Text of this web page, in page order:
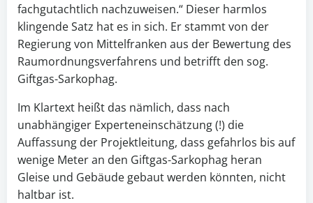
fachgutachtlich nachzuweisen.“ Dieser harmlos
klingende Satz hat es in sich. Er stammt von der
Regierung von Mittelfranken aus der Bewertung des
Raumordnungsverfahrens und betrifft den sog.
Giftgas-Sarkophag.
Im Klartext heißt das nämlich, dass nach
unabhängiger Experteneinschätzung (!) die
Auffassung der Projektleitung, dass gefahrlos bis auf
wenige Meter an den Giftgas-Sarkophag heran
Gleise und Gebäude gebaut werden könnten, nicht
haltbar ist.